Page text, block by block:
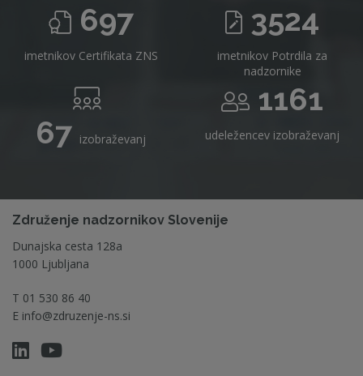
697
imetnikov Certifikata ZNS
3524
imetnikov Potrdila za
nadzornike
67 izobraževanj
1161
udeležencev izobraževanj
Združenje nadzornikov Slovenije
Dunajska cesta 128a
1000 Ljubljana
T 01 530 86 40
E info@zdruzenje-ns.si